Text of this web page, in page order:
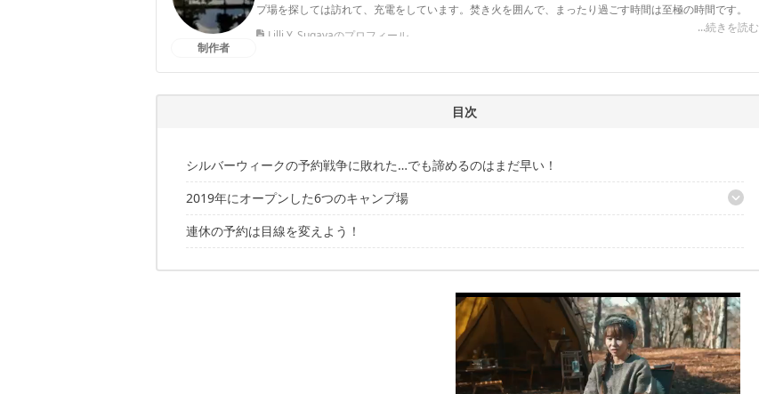
制作者
プ場を探しては訪れて、充電をしています。焚き火を囲んで、まったり過ごす時間は至極の時間です。
...続きを読む
Lilli Y. Sugayaのプロフィール
目次
シルバーウィークの予約戦争に敗れた…でも諦めるのはまだ早い！
2019年にオープンした6つのキャンプ場
奥会津ただみの森キャンプ場（福島県）
パラダキャンプ場（長野県）
Snow Peak FIELD SUITE HAKUBA KITAONE KOGEN（長野県）
連休の予約は目線を変えよう！